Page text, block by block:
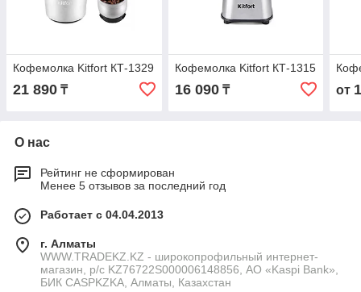
Кофемолка Kitfort КТ-1329
21 890 ₸
Кофемолка Kitfort КТ-1315
16 090₸ от
О нас
Рейтинг не сформирован
Менее 5 отзывов за последний год
Работает с 04.04.2013
г. Алматы
WWW.TRADEKZ.KZ - широкопрофильный интернет-
магазин, р/с KZ76722S000006148856, АО «Kaspi Bank»,
БИК CASPKZKA, Алматы, Казахстан